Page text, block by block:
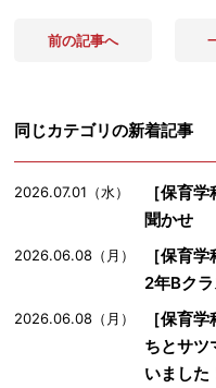
前の記事へ
同じカテゴリの新着記事
2026.07.01（水）
［保育
聞かせ
2026.06.08（月）
［保育
2年Bク
2026.06.08（月）
［保育
ちとサツ
いました